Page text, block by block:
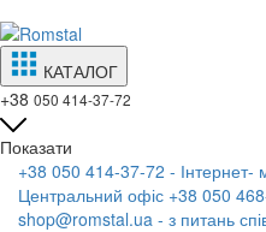
КАТАЛОГ
+38 050 414-37-72
Показати
+38 050 414-37-72 - Інтернет-
Центральний офіс +38 050
shop@romstal.ua - з питань